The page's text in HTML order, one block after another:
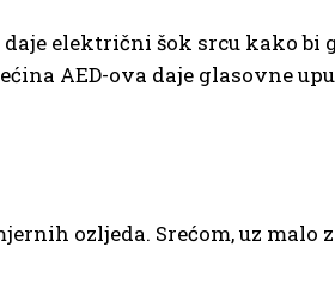
električni šok srcu kako bi
AED-ova daje glasovne
ozljeda. Srećom, uz